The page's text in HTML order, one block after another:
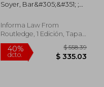
(en Inglés)
Soyer, Bar&#305;&#351; ;
Informa Law From
Routledge, 1 Edición, Tapa
Blanda, Nuevo